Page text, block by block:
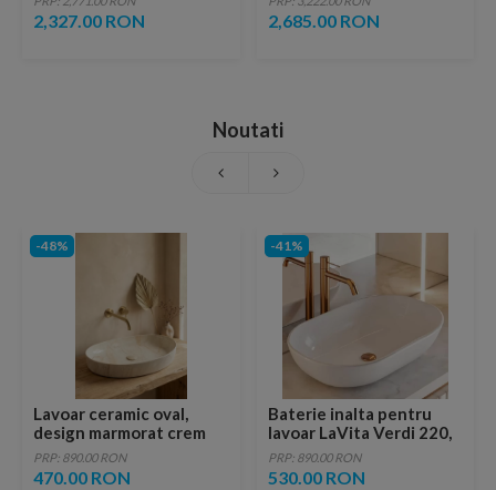
2,327.00 RON
mm
2,685.00 RON
Noutati
-48%
Lavoar ceramic oval,
design marmorat crem
lucios cu vene aurii,
ventil inclus
PRP: 890.00 RON
470.00 RON
-41%
Baterie inalta pentru
lavoar LaVita Verdi 220,
fara ventil, brushed
copper
PRP: 890.00 RON
530.00 RON